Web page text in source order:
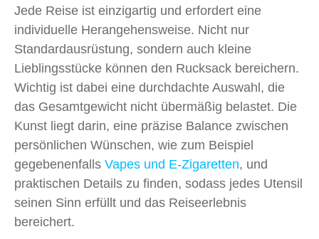
Jede Reise ist einzigartig und erfordert eine
individuelle Herangehensweise. Nicht nur
Standardausrüstung, sondern auch kleine
Lieblingsstücke können den Rucksack bereichern.
Wichtig ist dabei eine durchdachte Auswahl, die
das Gesamtgewicht nicht übermäßig belastet. Die
Kunst liegt darin, eine präzise Balance zwischen
persönlichen Wünschen, wie zum Beispiel
gegebenenfalls Vapes und E-Zigaretten, und
praktischen Details zu finden, sodass jedes Utensil
seinen Sinn erfüllt und das Reiseerlebnis
bereichert.